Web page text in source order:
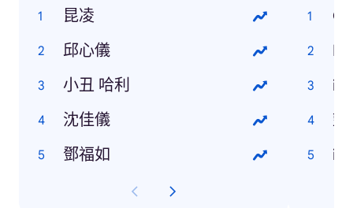
昆凌
邱心儀
小丑 哈利
沈佳儀
鄧福如
塑